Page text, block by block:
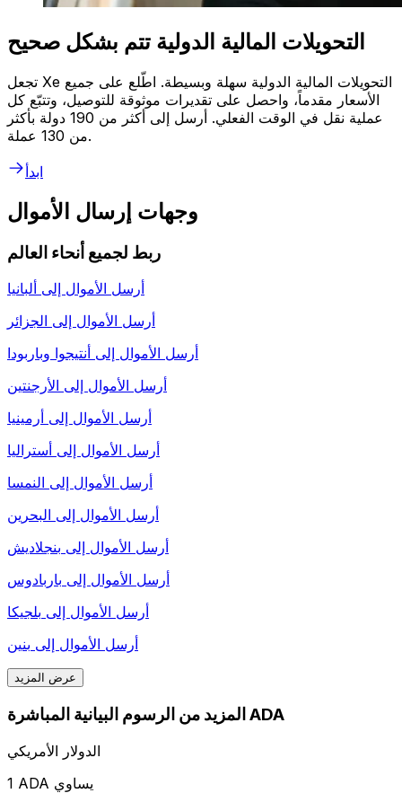
التحويلات المالية الدولية تتم بشكل صحيح
تجعل Xe التحويلات المالية الدولية سهلة وبسيطة. اطّلع على جميع
الأسعار مقدماً، واحصل على تقديرات موثوقة للتوصيل، وتتبّع كل
عملية نقل في الوقت الفعلي. أرسل إلى أكثر من 190 دولة بأكثر
من 130 عملة.
ابدأ
وجهات إرسال الأموال
ربط لجميع أنحاء العالم
أرسل الأموال إلى ألبانيا
أرسل الأموال إلى الجزائر
أرسل الأموال إلى أنتيجوا وباربودا
أرسل الأموال إلى الأرجنتين
أرسل الأموال إلى أرمينيا
أرسل الأموال إلى أستراليا
أرسل الأموال إلى النمسا
أرسل الأموال إلى البحرين
أرسل الأموال إلى بنجلاديش
أرسل الأموال إلى باربادوس
أرسل الأموال إلى بلجيكا
أرسل الأموال إلى بنين
عرض المزيد
المزيد من الرسوم البيانية المباشرة ADA
الدولار الأمريكي
1 ADA يساوي